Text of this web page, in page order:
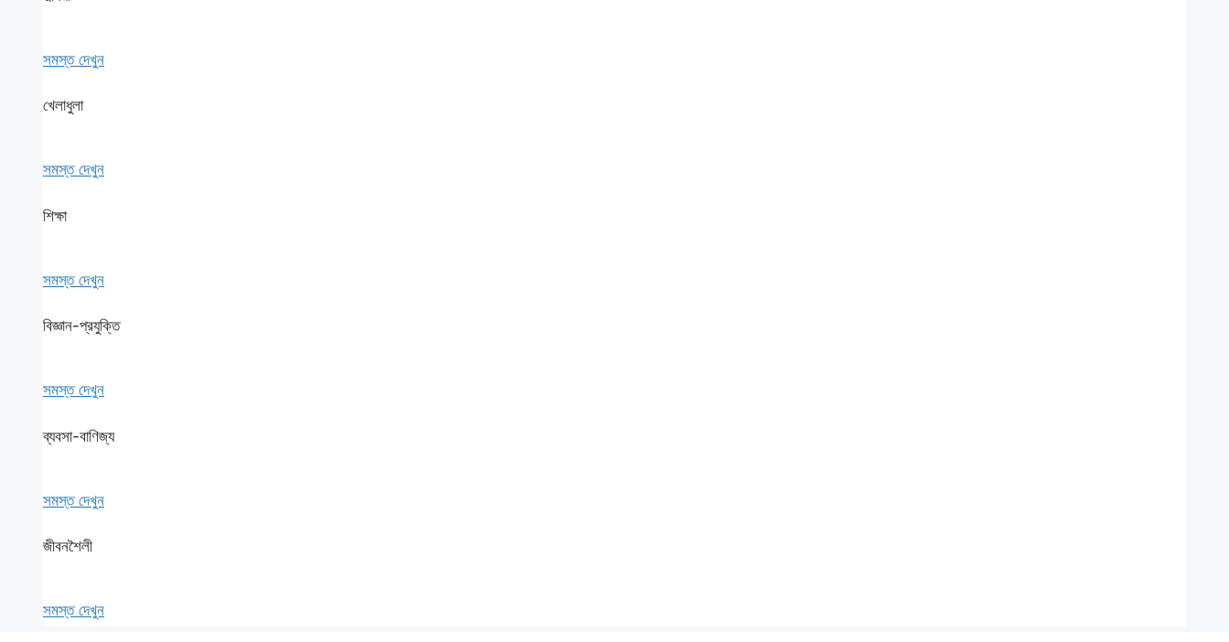
সমস্ত দেখুন
খেলাধুলা
সমস্ত দেখুন
শিক্ষা
সমস্ত দেখুন
বিজ্ঞান-প্রযুক্তি
সমস্ত দেখুন
ব্যবসা-বাণিজ্য
সমস্ত দেখুন
জীবনশৈলী
সমস্ত দেখুন